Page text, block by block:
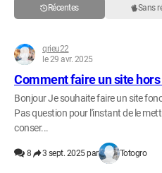
Récentes Sans
qrieu22
le 29 avr. 2025
Comment faire un site
Bonjour Je souhaite faire un site
Pas question pour l'instant de le
conser...
8 3 sept. 2025 par Totogro